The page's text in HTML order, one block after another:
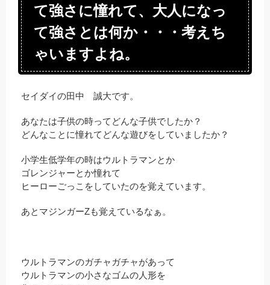
て強さに憧れて、大人になっ
て強さとは何か・・・考えち
ゃいますよね。
セイダイの田中 誠大です。
あなたは子供の時ってどんな子供でしたか？
どんなことに憧れてどんな遊びをしていましたか？
小学生低学年の時はウルトラマンとか
ゴレンジャーとか憧れて
ヒーローごっこをしていたのを覚えています。
あとマジンガーZも覚えているなぁ。
ウルトラマンのガチャガチャがあって
ウルトラマンの小さなゴムの人形を